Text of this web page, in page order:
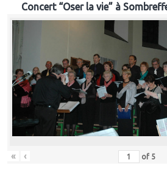
Concert “Oser la vie” à
« ‹ of 5